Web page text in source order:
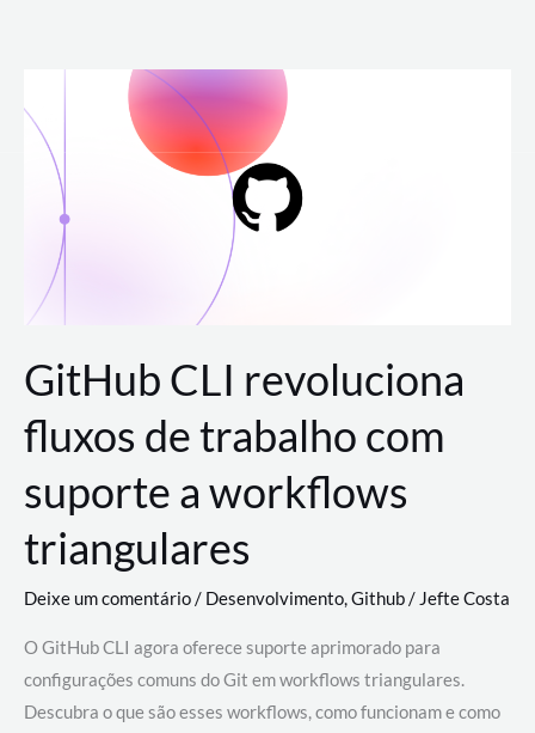
para
conteúdo
GitHub CLI revoluciona
fluxos de trabalho com
suporte a workflows
triangulares
Deixe um comentário/ Desenvolvimento,Github/ Jefte Costa
O GitHub CLI agora oferece suporte aprimorado para
configurações comuns do Git em workflows triangulares.
Descubra o que são esses workflows, como funcionam e como